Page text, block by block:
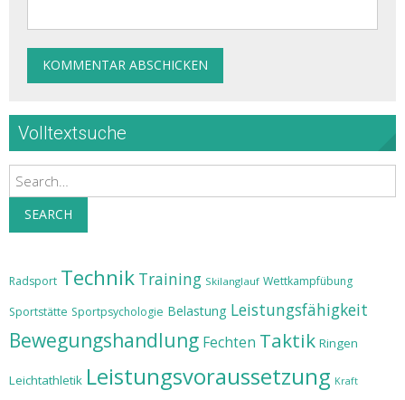
Volltextsuche
Search
SEARCH
Radsport Technik Training Skilanglauf Wettkampfübung
Sportstätte Sportpsychologie Belastung Leistungsfähigkeit
Bewegungshandlung Fechten Taktik Ringen
Leichtathletik Leistungsvoraussetzung Kraft